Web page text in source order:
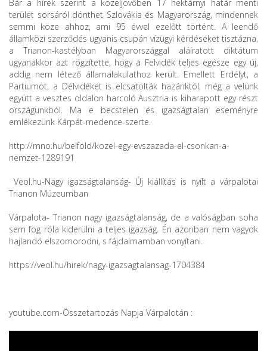
Bár a hírek szerint a közeljövőben 17 hektárnyi határ menti
terület sorsáról dönthet Szlovákia és Magyarország, mindennek
semmi köze ahhoz, ami 95 évvel ezelőtt történt. A leendő
államközi szerződés ugyanis csupán vízügyi kérdéseket tisztázna,
a Trianon-kastélyban Magyarországgal aláíratott diktátum
ugyanakkor azt rögzítette, hogy a Felvidék teljes egésze egy új,
addig nem létező államalakulathoz került. Emellett Erdélyt, a
Partiumot, a Délvidéket is elcsatolták hazánktól, még a velünk
együtt a vesztes oldalon harcoló Ausztria is kiharapott egy részt
országunkból. Ma e becstelen és igazságtalan eseményre
emlékezünk Kárpát-medence-szerte.
http://mno.hu/belfold/kozel-egy-evszazada-el-csonkan-a-
nemzet-1289191
Veol.hu-Nagy igazságtalanság- Új kiállítás is nyílt a várpalotai
Trianon Múzeumban
Várpalota- Trianon nagy igazságtalanság, de a valóságban soha
sem fog róla kiderülni a teljes igazság. Én azonban nem vagyok
hajlandó elszomorodni, s fájdalmamban vonyítani.
https://veol.hu/hirek/nagy-igazsagtalansag-1704384
youtube.com-Összetartozás Napja Várpalotán :